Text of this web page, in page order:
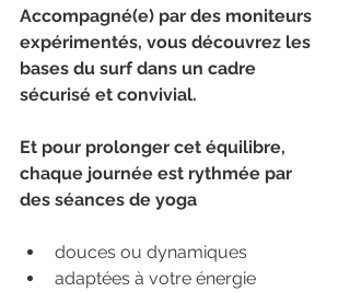
Accompagné(e) par des moniteurs
expérimentés, vous découvrez les
bases du surf dans un cadre
sécurisé et convivial.
Et pour prolonger cet équilibre,
chaque journée est rythmée par
des séances de yoga
douces ou dynamiques
adaptées à votre énergie